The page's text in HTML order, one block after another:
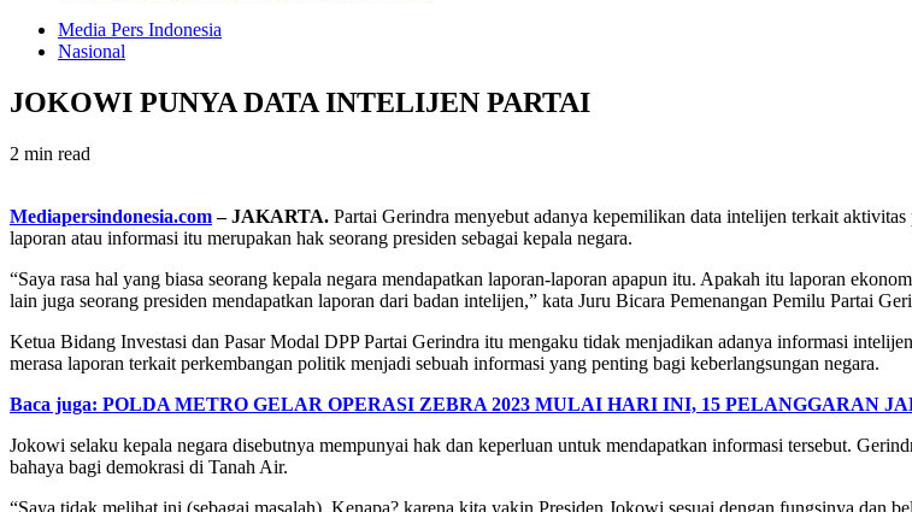
Media Pers Indonesia
Nasional
JOKOWI PUNYA DATA INTELIJEN PARTAI
2 min read
Mediapersindonesia.com– JAKARTA. Partai Gerindra menyebut adanya kepemilikan data intelijen terkait
laporan atau informasi itu merupakan hak seorang presiden sebagai kepala negara.
“Saya rasa hal yang biasa seorang kepala negara mendapatkan laporan-laporan apapun itu. Apakah itu laporan
lain juga seorang presiden mendapatkan laporan dari badan intelijen,” kata Juru Bicara Pemenangan Pemilu Partai
Ketua Bidang Investasi dan Pasar Modal DPP Partai Gerindra itu mengaku tidak menjadikan adanya informasi
merasa laporan terkait perkembangan politik menjadi sebuah informasi yang penting bagi keberlangsungan negara.
Baca juga: POLDA METRO GELAR OPERASI ZEBRA 2023 MULAI HARI INI, 15 PELANGGARAN
Jokowi selaku kepala negara disebutnya mempunyai hak dan keperluan untuk mendapatkan informasi tersebut.
bahaya bagi demokrasi di Tanah Air.
“Saya tidak melihat ini (sebagai masalah). Kenapa? karena kita yakin Presiden Jokowi sesuai dengan fungsinya dan